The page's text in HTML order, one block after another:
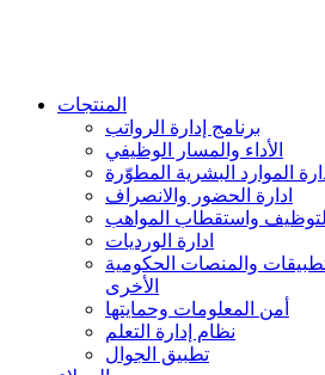
المنتجات
برنامج إدارة الرواتب
الأداء والمسار الوظيفي
الموارد البشرية المطوّرة
ادارة الحضور والانصراف
التوظيف واستقطاب المواهب
ادارة الورديات
والمنصات الحكومية
الأخرى
أمن المعلومات وحمايتها
نظام إدارة التعلم
تطبيق الجوال